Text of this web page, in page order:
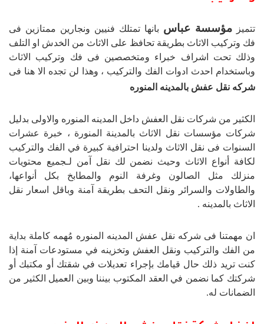
تتميز مؤسسة عباس بانها تمتلك فنيين ونجارين ممتازين فى
فك وتركيب الاثاث بطريقة تحافظ على الاثاث من الخدش او التلف
وذلك تحت اشراف خبراء ومتخصصين فى فك وتركيب الاثاث
وباستخدام احدث ادوات الفك والتركيب ، وهذا لن تجده الا هنا فى
شركه نقل عفش بالمدينه المنوره
الكثير من شركات نقل العفش داخل المدينه المنوره والاولى بدليل
شركات مؤسسات نقل الاثاث بالمدينة المنورة ، خبرة عشرات
السنوات فى نقل الاثاث ولدينا احترافية كبيرة في الفك والتركيب
لكافة أنواع الاثاث وحيث نضمن لك نقل آمن لـجميع محتويات
منزلك مثل الصالون وغرفة النوم والمطابخ بكل أنواعها،
والطاولات والسرائر ونقل التحف بطريقة آمنة وباقل اسعار نقل
الاثاث بالمدينه .
ان مهمتنا فى شركه نقل عفش المدينه المنوره مُهمه كاملة بداية
من الفك والتركيب ونقل العفش وتخزينه في مستودعات آمنة إذا
كنت تريد ذلك حال قيامك بإجراء تعديلات في شقتك أو مكتبك أو
شركتك كما نضمن في العقد المكتوب بيننا وبين العميل الكثير من
الضمانات له.